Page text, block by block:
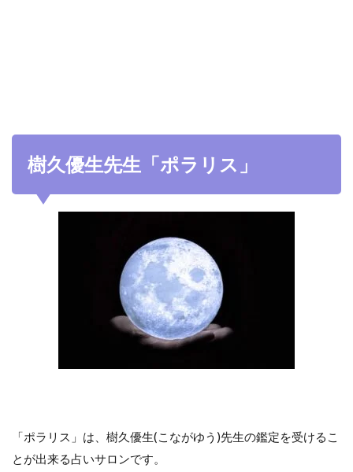
樹久優生先生「ポラリス」
「ポラリス」は、樹久優生(こながゆう)先生の鑑定を受けるこ
とが出来る占いサロンです。